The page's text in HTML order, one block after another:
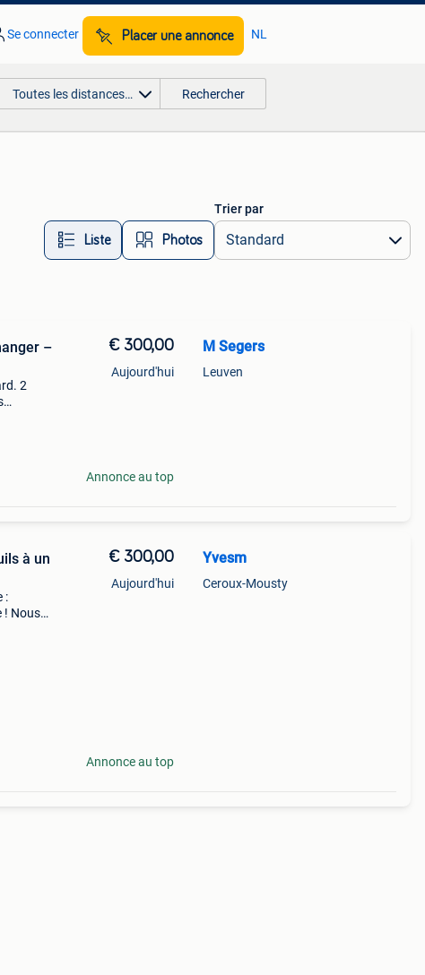
Se connecter Placer une annonce NL
Toutes les distances… Rechercher
Liste Photos
Trier par
–
2
€ 300,00
Aujourd'hui
Annonce au top
M Segers
Leuven
à un
:
! Nous
€ 300,00
Aujourd'hui
Annonce au top
Yvesm
Ceroux-Mousty